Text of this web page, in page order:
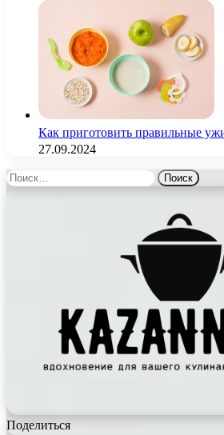
Как приготовить правильные
27.09.2024
Найти:
Поделиться